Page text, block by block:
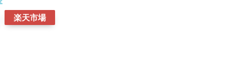
楽天市場